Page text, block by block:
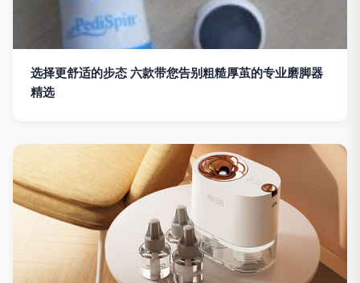
选择更舒适的步态 六款带您告别粗糙厚茧的专业磨脚器
精选